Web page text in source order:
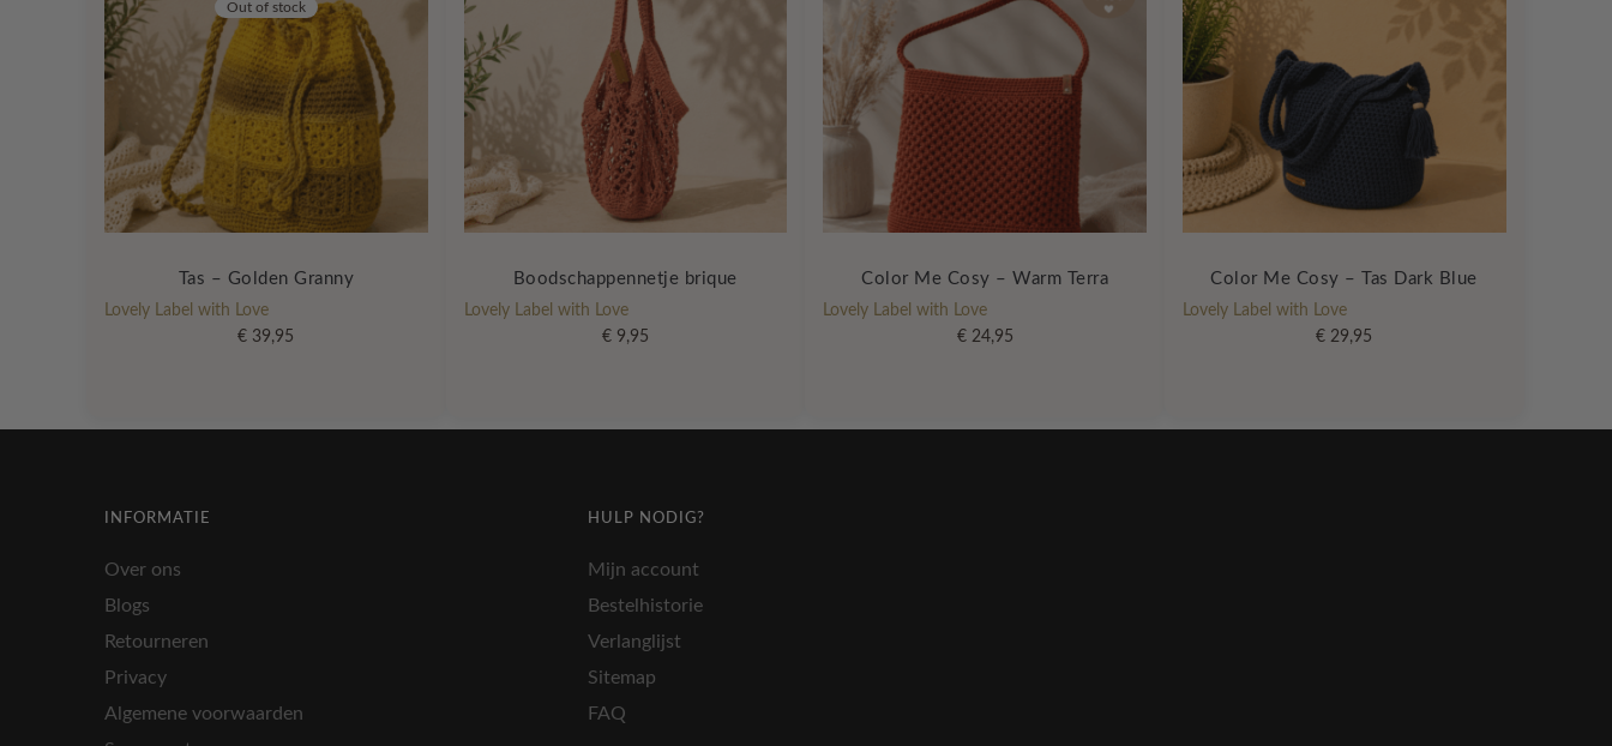
Out of stock
Tas – Golden Granny
Lovely Label with Love
€ 39,95
Boodschappennetje brique
Lovely Label with Love
€9,95
Color Me Cosy – Warm Terra
Lovely Label with Love
€24,95
Color Me Cosy – Tas Dark Blue
Lovely Label with Love
€ 29,95
INFORMATIE
Over ons
Blogs
Retourneren
Privacy
Algemene voorwaarden
HULP NODIG?
Mijn account
Bestelhistorie
Verlanglijst
Sitemap
FAQ